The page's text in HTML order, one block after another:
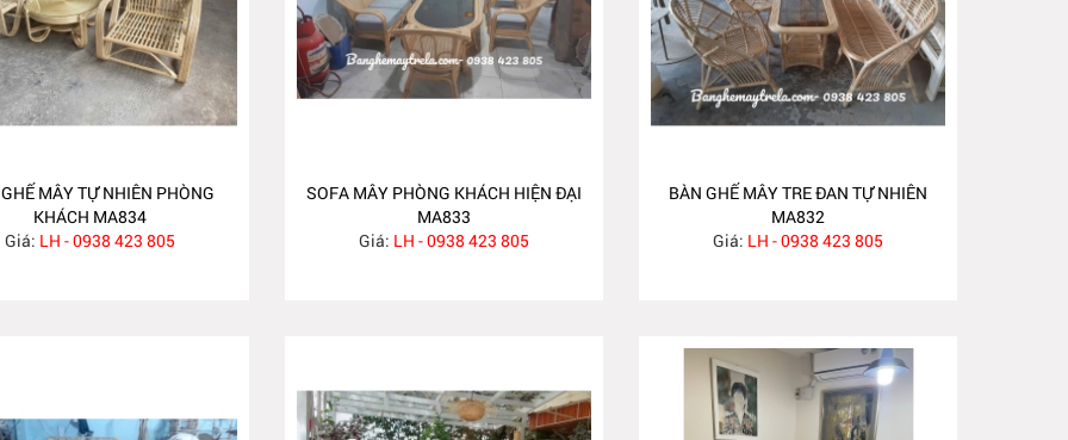
MÂY TỰ NHIÊN PHÒNG
KHÁCH MA834
Giá: LH - 0938 423 805
SOFA MÂY PHÒNG KHÁCH HIỆN ĐẠI
MA833
Giá: LH - 0938 423 805
BÀN GHẾ MÂY TRE ĐAN TỰ NHIÊN
MA832
Giá: LH - 0938 423 805